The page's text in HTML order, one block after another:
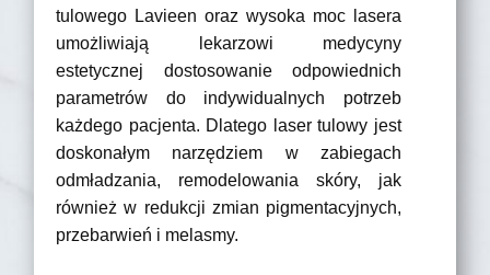
tulowego Lavieen oraz wysoka moc lasera
umożliwiają lekarzowi medycyny
estetycznej dostosowanie odpowiednich
parametrów do indywidualnych potrzeb
każdego pacjenta. Dlatego laser tulowy jest
doskonałym narzędziem w zabiegach
odmładzania, remodelowania skóry, jak
również w redukcji zmian pigmentacyjnych,
przebarwień i melasmy.